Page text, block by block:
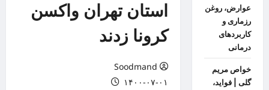
استان تهران واکسن
کرونا زدند
Soodmand
۱۴۰۰-۰۷-۰۱
عوارض، روغن
رزماری و
کاربردهای
درمانی
خواص مریم
گلی | فواید،